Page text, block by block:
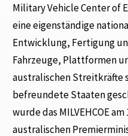
Military Vehicle Center of
eine eigenständige
Entwicklung, Fertigung
Fahrzeuge, Plattformen
australischen Streitkräfte
befreundete Staaten
wurde das MILVEHCOE
australischen